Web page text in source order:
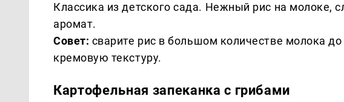
Классика из детского сада. Нежный рис на молоке,
аромат.
Совет: сварите рис в большом количестве молока
кремовую текстуру.
Картофельная запеканка с грибами